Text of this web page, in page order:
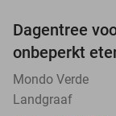
Dagentree
onbeperkt
Mondo Verde
Landgraaf